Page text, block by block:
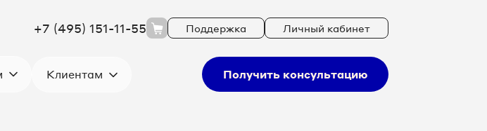
+7 (495) 151-11-55 Поддержка Личный кабинет
Клиентам Получить консультацию